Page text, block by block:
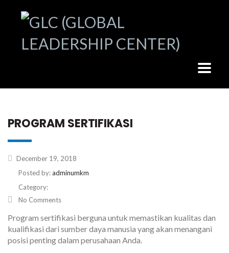
PROGRAM SERTIFIKASI
December 19, 2018
Posted by:adminumkm
Category:
No Comments
Program sertifikasi berguna untuk memastikan kualitas dan
kualifikasi dari sumber daya manusia yang akan menangani
posisi penting dalam perusahaan Anda.